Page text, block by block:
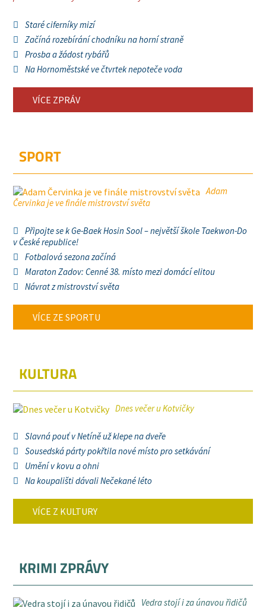
Staré ciferníky mizí
Začíná rozebírání chodníku na horní straně
Prosba a žádost rybářů
Na Hornoměstské ve čtvrtek nepoteče voda
VÍCE ZPRÁV
SPORT
Adam
Červinka je ve finále mistrovství světa
Připojte se k Ge-Baek Hosin Sool – největší škole Taekwon-Do
v České republice!
Fotbalová sezona začíná
Maraton Zadov: Cenné 38. místo mezi domácí elitou
Návrat z mistrovství světa
VÍCE ZE SPORTU
KULTURA
Dnes večer u Kotvičky
Slavná pouť v Netíně už klepe na dveře
Sousedská párty pokřtila nové místo pro setkávání
Umění v kovu a ohni
Na koupališti dávali Nečekané léto
VÍCE Z KULTURY
KRIMI ZPRÁVY
Vedra stojí i za únavou řidičů